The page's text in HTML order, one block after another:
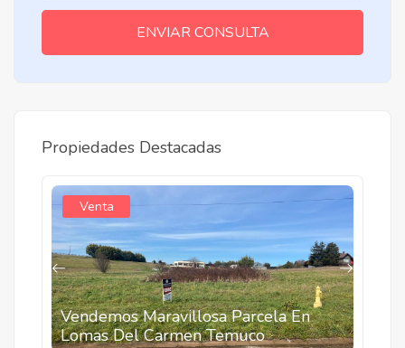
ENVIAR CONSULTA
Propiedades Destacadas
Venta
Vendemos Maravillosa Parcela En
Lomas Del Carmen Temuco